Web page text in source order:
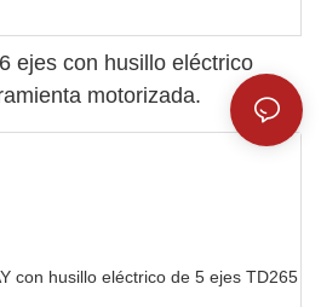
ejes con husillo eléctrico
motorizada.